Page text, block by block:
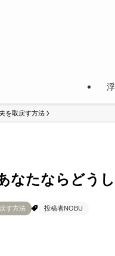
を取戻す方法
なたならどう
す方法 投稿者NOBU